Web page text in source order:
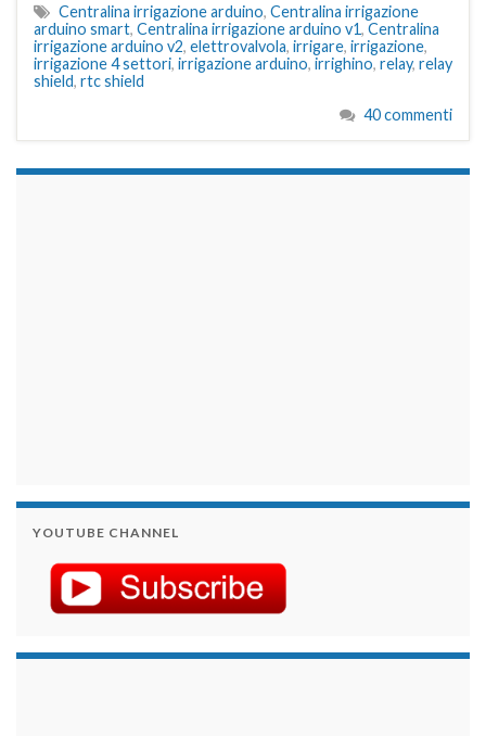
Centralina irrigazione arduino, Centralina irrigazione
arduino smart, Centralina irrigazione arduino v1, Centralina
irrigazione arduino v2, elettrovalvola, irrigare, irrigazione,
irrigazione 4 settori, irrigazione arduino, irrighino, relay, relay
shield, rtc shield
40 commenti
YOUTUBE CHANNEL